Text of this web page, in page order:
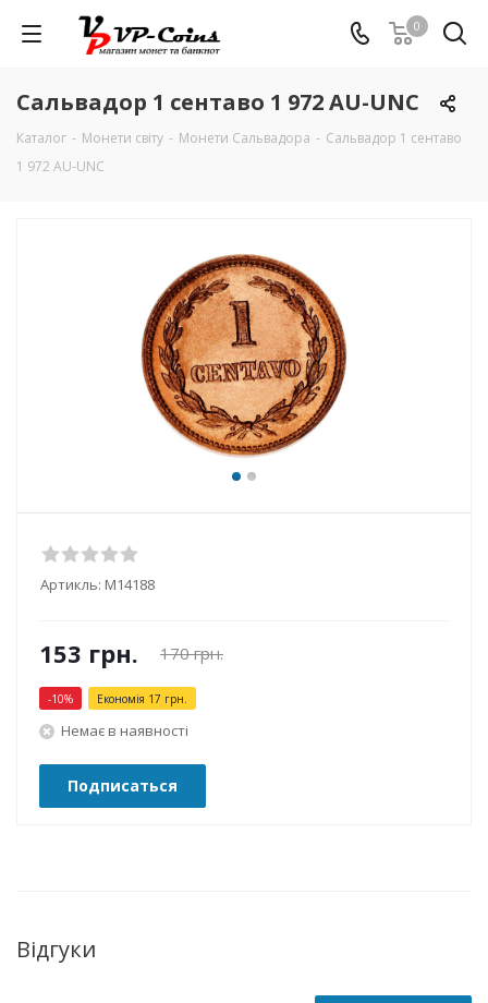
0
Сальвадор 1 сентаво 1 972 AU-UNC
Каталог - Монети світу - Монети Сальвадора - Сальвадор 1 сентаво
1 972 AU-UNC
Артикль: М14188
153 грн. 170грн.
-10% Економія 17 грн.
Немає в наявності
Подписаться
Відгуки